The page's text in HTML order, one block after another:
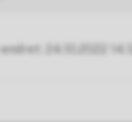
endret 24.10.2022 14.12